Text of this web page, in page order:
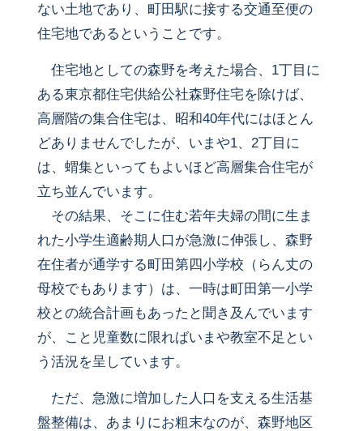
ない土地であり、町田駅に接する交通至便の
住宅地であるということです。
住宅地としての森野を考えた場合、1丁目に
ある東京都住宅供給公社森野住宅を除けば、
高層階の集合住宅は、昭和40年代にはほとん
どありませんでしたが、いまや1、2丁目に
は、蝟集といってもよいほど高層集合住宅が
立ち並んでいます。
その結果、そこに住む若年夫婦の間に生ま
れた小学生適齢期人口が急激に伸張し、森野
在住者が通学する町田第四小学校（らん丈の
母校でもあります）は、一時は町田第一小学
校との統合計画もあったと聞き及んでいます
が、こと児童数に限ればいまや教室不足とい
う活況を呈しています。
ただ、急激に増加した人口を支える生活基
盤整備は、あまりにお粗末なのが、森野地区